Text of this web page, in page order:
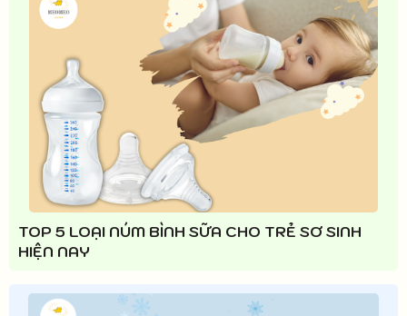
TOP 5 LOẠI NÚM BÌNH SỮA CHO TRẺ SƠ SINH
HIỆN NAY